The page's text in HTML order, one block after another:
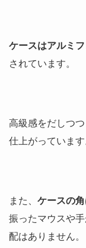
ケースはアルミ
されています。
高級感をだしつ
仕上がっています
また、 ケースの
振ったマウスや
配はありません。